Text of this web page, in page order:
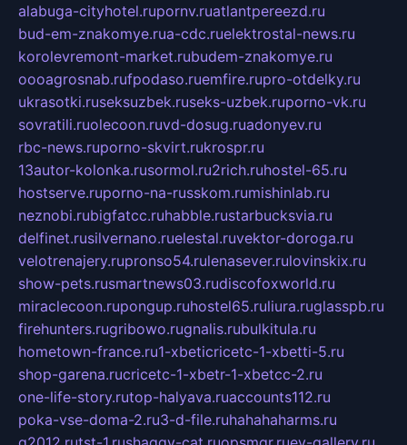
alabuga-cityhotel.rupornv.ruatlantpereezd.ru
bud-em-znakomye.rua-cdc.ruelektrostal-news.ru
korolevremont-market.rubudem-znakomye.ru
oooagrosnab.rufpodaso.ruemfire.rupro-otdelky.ru
ukrasotki.ruseksuzbek.ruseks-uzbek.ruporno-vk.ru
sovratili.ruolecoon.ruvd-dosug.ruadonyev.ru
rbc-news.ruporno-skvirt.rukrospr.ru
13autor-kolonka.rusormol.ru2rich.ruhostel-65.ru
hostserve.ruporno-na-russkom.rumishinlab.ru
neznobi.rubigfatcc.ruhabble.rustarbucksvia.ru
delfinet.rusilvernano.ruelestal.ruvektor-doroga.ru
velotrenajery.rupronso54.rulenasever.rulovinskix.ru
show-pets.rusmartnews03.rudiscofoxworld.ru
miraclecoon.rupongup.ruhostel65.ruliura.ruglasspb.ru
firehunters.rugribowo.rugnalis.rubulkitula.ru
hometown-france.ru1-xbeticricetc-1-xbetti-5.ru
shop-garena.rucricetc-1-xbetr-1-xbetcc-2.ru
one-life-story.rutop-halyava.ruaccounts112.ru
poka-vse-doma-2.ru3-d-file.ruhahahaharms.ru